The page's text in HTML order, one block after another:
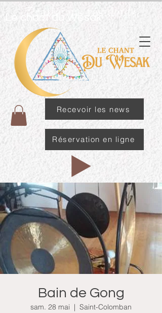
Le chant du Wesak
Recevoir les news
Praticiens résidents
Réservation en ligne
Bain de Gong
sam. 28 mai
  |
Saint-Colomban